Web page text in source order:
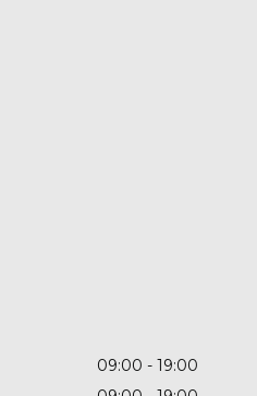
09:00
19:00